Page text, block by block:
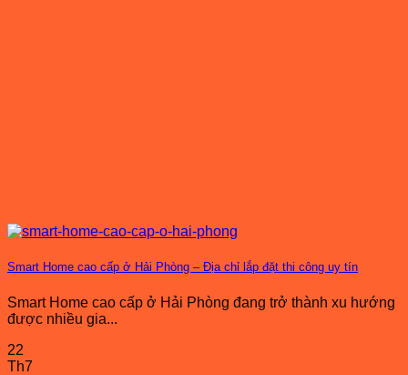
Smart Home cao cấp ở Hải Phòng – Địa chỉ lắp đặt thi công uy tín
Smart Home cao cấp ở Hải Phòng đang trở thành xu hướng
được nhiều gia...
22
Th7